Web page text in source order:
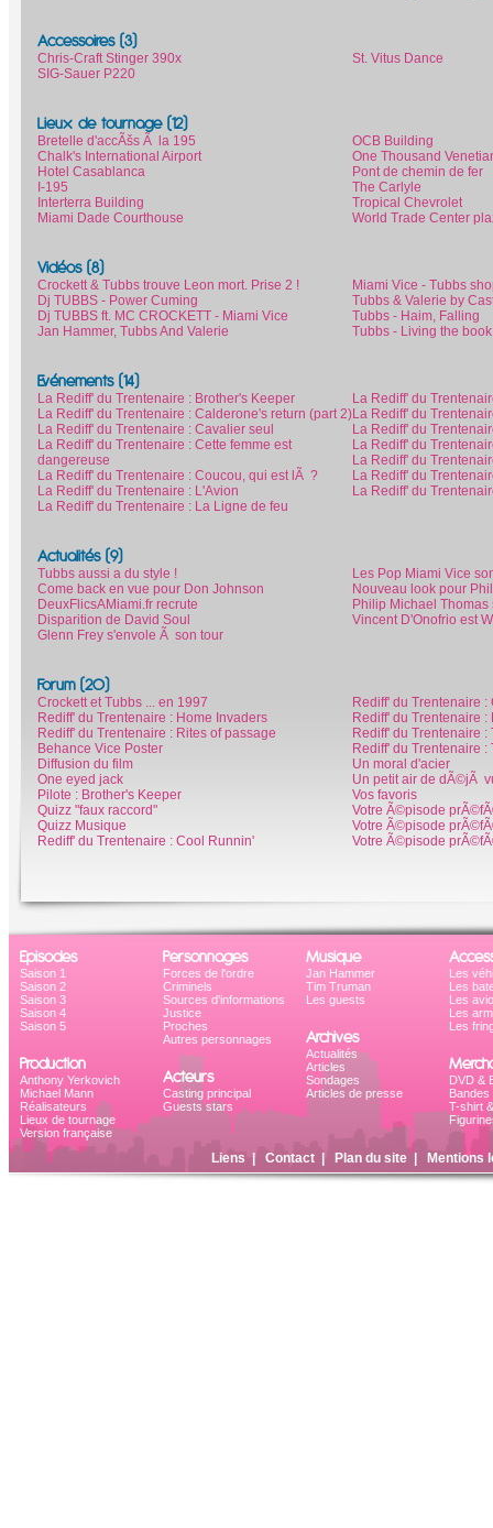
Accessoires (3)
Chris-Craft Stinger 390x
SIG-Sauer P220
St. Vitus Dance
Lieux de tournage (12)
Bretelle d'accÃšs Ã la 195
Chalk's International Airport
Hotel Casablanca
I-195
Interterra Building
Miami Dade Courthouse
OCB Building
One Thousand
Pont de chemin de fer
The Carlyle
Tropical Chevrolet
World Trade Center
Vidéos (8)
Crockett & Tubbs trouve Leon mort. Prise 2 !
Dj TUBBS - Power Cuming
Dj TUBBS ft. MC CROCKETT - Miami Vice
Jan Hammer, Tubbs And Valerie
Miami Vice - Tubbs
Tubbs & Valerie by
Tubbs - Haim, Falling
Tubbs - Living the
Evénements (14)
La Rediff' du Trentenaire : Brother's Keeper
La Rediff' du Trentenaire : Calderone's return (part 2)
La Rediff' du Trentenaire : Cavalier seul
La Rediff' du Trentenaire : Cette femme est
dangereuse
La Rediff' du Trentenaire : Coucou, qui est lÃ ?
La Rediff' du Trentenaire : L'Avion
La Rediff' du Trentenaire : La Ligne de feu
La Rediff' du
La Rediff' du
La Rediff' du
La Rediff' du
La Rediff' du
La Rediff' du
La Rediff' du
Actualités (9)
Tubbs aussi a du style !
Come back en vue pour Don Johnson
DeuxFlicsAMiami.fr recrute
Disparition de David Soul
Glenn Frey s'envole Ã son tour
Les Pop Miami Vice
Nouveau look pour
Philip Michael Thomas
Vincent D'Onofrio est
Forum (20)
Crockett et Tubbs ... en 1997
Rediff' du Trentenaire : Home Invaders
Rediff' du Trentenaire : Rites of passage
Behance Vice Poster
Diffusion du film
One eyed jack
Pilote : Brother's Keeper
Quizz "faux raccord"
Quizz Musique
Rediff' du Trentenaire : Cool Runnin'
Rediff' du Trentenaire :
Rediff' du Trentenaire
Rediff' du Trentenaire :
Rediff' du Trentenaire :
Un moral d'acier
Un petit air de dÃ©jÃ
Vos favoris
Votre Ã©pisode
Votre Ã©pisode
Votre Ã©pisode
Episodes
Saison 1
Saison 2
Saison 3
Saison 4
Saison 5
Production
Anthony Yerkovich
Michael Mann
Réalisateurs
Lieux de tournage
Version française
Personnages
Forces de l'ordre
Criminels
Sources d'informations
Justice
Proches
Autres personnages
Acteurs
Casting principal
Guests stars
Musique
Jan Hammer
Tim Truman
Les guests
Archives
Actualités
Articles
Sondages
Articles de presse
Les
Les
Les
Les
Les
DVD &
Bandes
T-shirt
Liens Contact| Plan du site| Mentions